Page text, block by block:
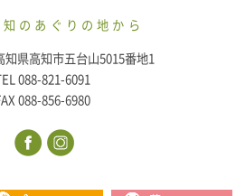
のあぐりの地から
知県高知市五台山5015番地1
088-821-6091
088-856-6980